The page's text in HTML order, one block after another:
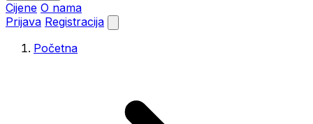
Cijene O nama
Prijava Registracija
Početna